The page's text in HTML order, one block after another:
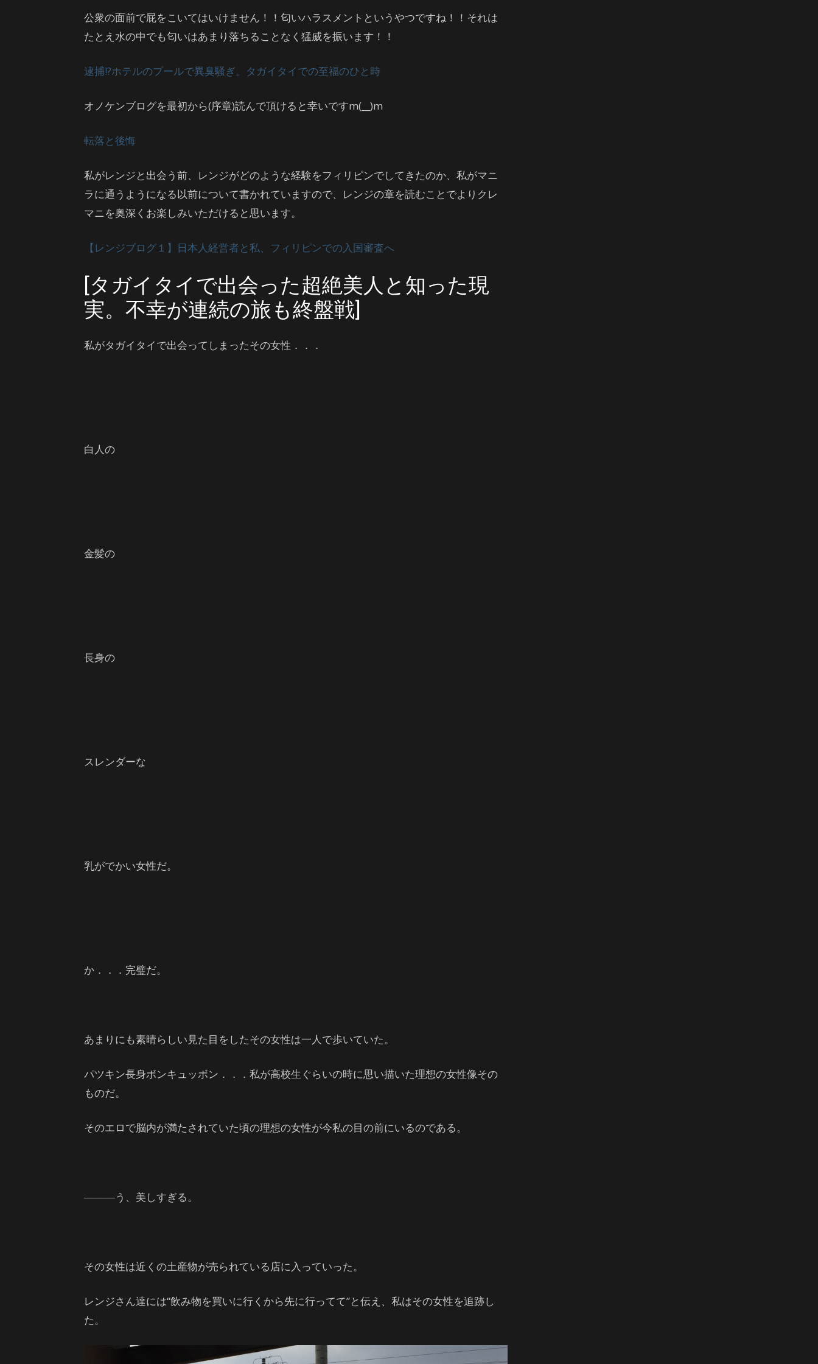
公衆の面前で屁をこいてはいけません！！匂いハラスメントというやつですね！！それは
たとえ水の中でも匂いはあまり落ちることなく猛威を振います！！
逮捕!?ホテルのプールで異臭騒ぎ。タガイタイでの至福のひと時
オノケンブログを最初から(序章)読んで頂けると幸いですm(__)m
転落と後悔
私がレンジと出会う前、レンジがどのような経験をフィリピンでしてきたのか、私がマニ
ラに通うようになる以前について書かれていますので、レンジの章を読むことでよりクレ
マニを奥深くお楽しみいただけると思います。
【レンジブログ１】日本人経営者と私、フィリピンでの入国審査へ
[タガイタイで出会った超絶美人と知った現
実。不幸が連続の旅も終盤戦]
私がタガイタイで出会ってしまったその女性．．．
白人の
金髪の
長身の
スレンダーな
乳がでかい女性だ。
か．．．完璧だ。
あまりにも素晴らしい見た目をしたその女性は一人で歩いていた。
パツキン長身ボンキュッボン．．．私が高校生ぐらいの時に思い描いた理想の女性像その
ものだ。
そのエロで脳内が満たされていた頃の理想の女性が今私の目の前にいるのである。
―――う、美しすぎる。
その女性は近くの土産物が売られている店に入っていった。
レンジさん達には“飲み物を買いに行くから先に行ってて”と伝え、私はその女性を追跡し
た。